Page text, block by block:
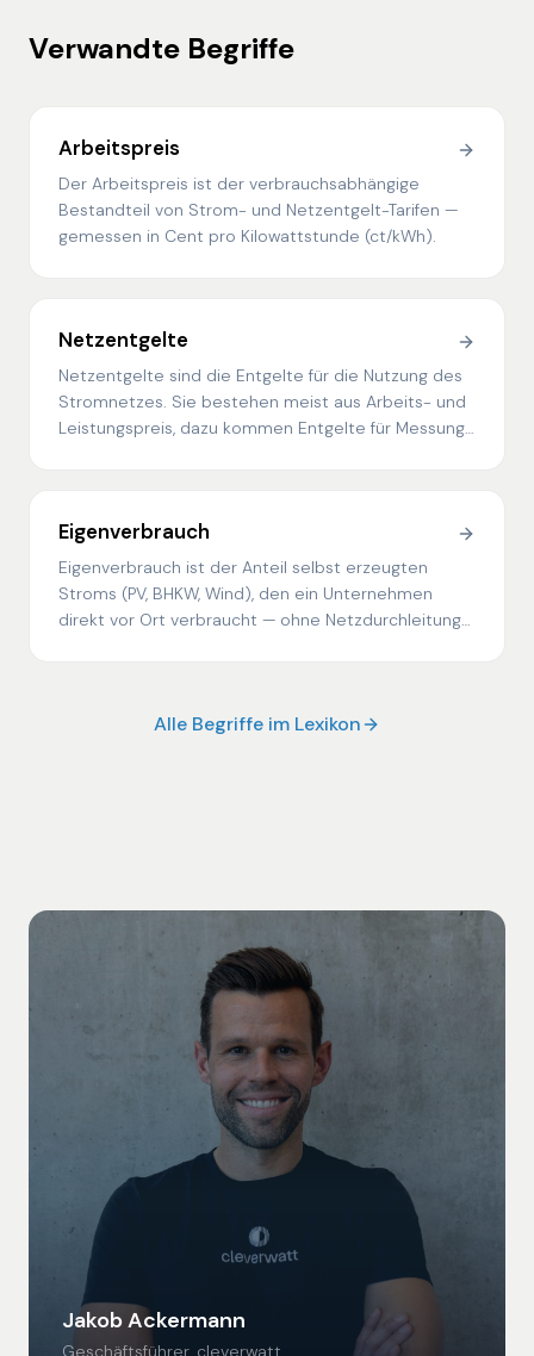
Verwandte Begriffe
Arbeitspreis
Der Arbeitspreis ist der verbrauchsabhängige
Bestandteil von Strom- und Netzentgelt-Tarifen —
gemessen in Cent pro Kilowattstunde (ct/kWh).
Netzentgelte
Netzentgelte sind die Entgelte für die Nutzung des
Stromnetzes. Sie bestehen meist aus Arbeits- und
Leistungspreis, dazu kommen Entgelte für Messung
Eigenverbrauch
Eigenverbrauch ist der Anteil selbst erzeugten
Stroms (PV, BHKW, Wind), den ein Unternehmen
direkt vor Ort verbraucht — ohne Netzdurchleitung
Alle Begriffe im Lexikon
Jakob Ackermann
Geschäftsführer, cleverwatt